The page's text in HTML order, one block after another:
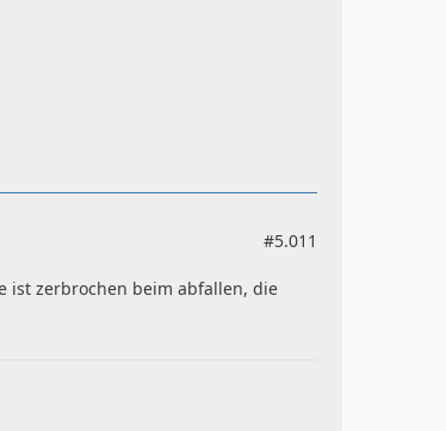
#5.011
ist zerbrochen beim abfallen, die